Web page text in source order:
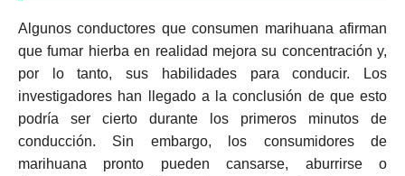
Algunos conductores que consumen marihuana afirman
que fumar hierba en realidad mejora su concentración y,
por lo tanto, sus habilidades para conducir.
Los
investigadores han llegado a la conclusión de que esto
podría ser cierto durante los primeros minutos de
conducción. Sin embargo, los consumidores de
marihuana pronto pueden cansarse, aburrirse o